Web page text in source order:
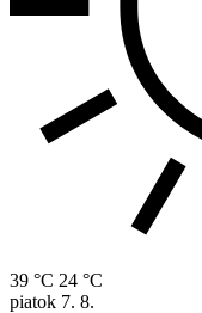
39 °C 24 °C
piatok 7. 8.